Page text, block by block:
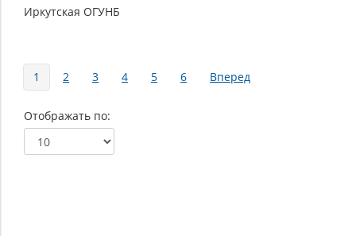
Иркутская ОГУНБ
Страницы
1 2 3 4 5 6 Вперед
Отображать по